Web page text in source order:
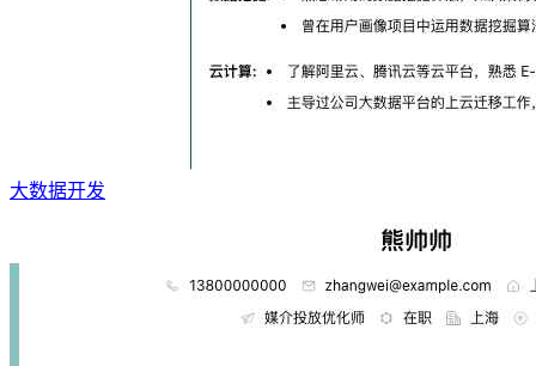
大数据开发